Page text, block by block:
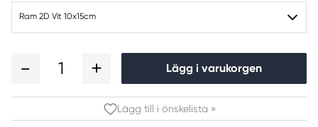
Ram 2D Vit 10x15cm
1 Lägg i varukorgen
Lägg till i önskelista »